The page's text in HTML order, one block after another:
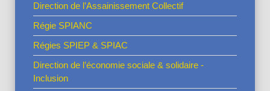
Direction de l’Assainissement Collectif
Régie SPIANC
Régies SPIEP & SPIAC
Direction de l’économie sociale & solidaire -
Inclusion